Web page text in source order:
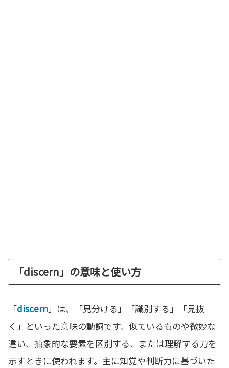
「discern」の意味と使い方
「discern」は、「見分ける」「識別する」「見抜
く」といった意味の動詞です。似ているものや微妙な
違い、抽象的な要素を区別する、または理解する力を
示すときに使われます。主に知覚や判断力に基づいた